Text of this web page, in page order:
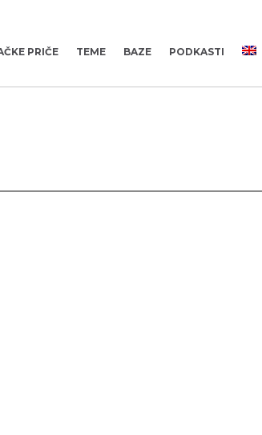
PRIČE TEME BAZE PODKASTI